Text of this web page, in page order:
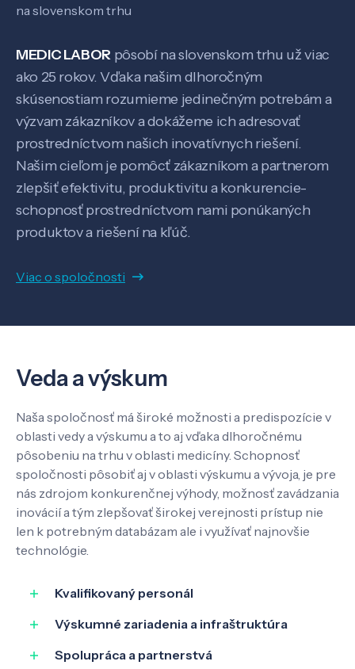
Veda a výskum
Pôsobenie
SK EN
na slovenskom trhu
MEDIC LABOR pôsobí na slovenskom trhu už viac
ako 25 rokov. Vďaka našim dlhoročným
skúsenostiam rozumieme jedinečným potrebám a
výzvam zákazníkov a dokážeme ich adresovať
prostredníctvom našich inovatívnych riešení.
Našim cieľom je pomôcť zákazníkom a partnerom
zlepšiť efektivitu, produktivitu a konkurencie-
schopnosť prostredníctvom nami ponúkaných
produktov a riešení na kľúč.
Viac o spoločnosti
Veda a výskum
Naša spoločnosť má široké možnosti a predispozície v
oblasti vedy a výskumu a to aj vďaka dlhoročnému
pôsobeniu na trhu v oblasti medicíny. Schopnosť
spoločnosti pôsobiť aj v oblasti výskumu a vývoja, je pre
nás zdrojom konkurenčnej výhody, možnosť zavádzania
inovácií a tým zlepšovať širokej verejnosti prístup nie
len k potrebným databázam ale i využívať najnovšie
technológie.
Kvalifikovaný personál
Výskumné zariadenia a infraštruktúra
Spolupráca a partnerstvá